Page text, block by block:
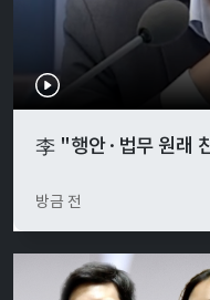
李 "행안·법무 원래
방금 전